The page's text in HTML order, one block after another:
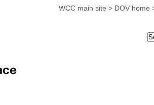
WCC main site > DOV home